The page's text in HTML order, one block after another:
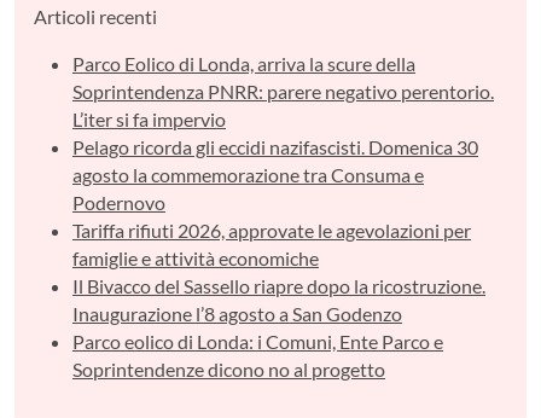
Articoli recenti
Parco Eolico di Londa, arriva la scure della
Soprintendenza PNRR: parere negativo perentorio.
L’iter si fa impervio
Pelago ricorda gli eccidi nazifascisti. Domenica 30
agosto la commemorazione tra Consuma e
Podernovo
Tariffa rifiuti 2026, approvate le agevolazioni per
famiglie e attività economiche
Il Bivacco del Sassello riapre dopo la ricostruzione.
Inaugurazione l’8 agosto a San Godenzo
Parco eolico di Londa: i Comuni, Ente Parco e
Soprintendenze dicono no al progetto